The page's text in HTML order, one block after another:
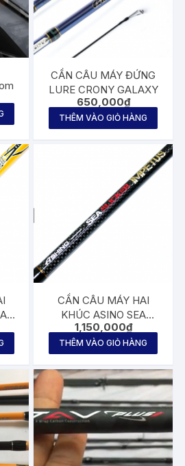
CẦN CÂU MÁY ĐỨNG
LURE CRONY GALAXY
650,000₫
THÊM VÀO GIỎ HÀNG
CẦN CÂU MÁY HAI
KHÚC ASINO SEA
SLICKER IMPETUS 2m1
1,150,000₫
THÊM VÀO GIỎ HÀNG